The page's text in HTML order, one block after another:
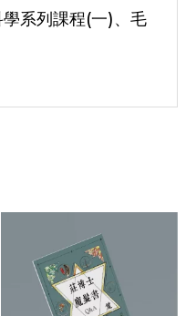
系列課程(一)、毛